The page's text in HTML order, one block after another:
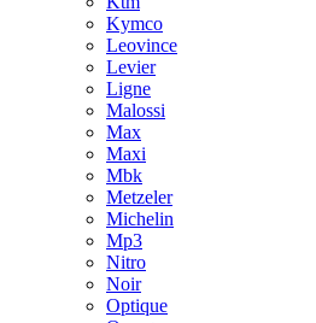
Kymco
Leovince
Levier
Ligne
Malossi
Max
Maxi
Mbk
Metzeler
Michelin
Mp3
Nitro
Noir
Optique